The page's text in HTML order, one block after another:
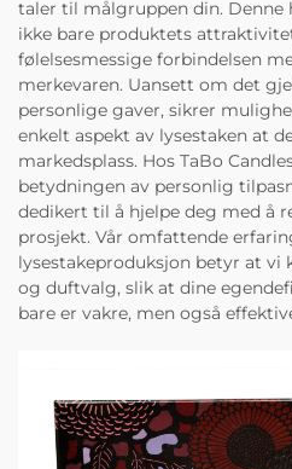
taler til målgruppen din. Denne
ikke bare produktets
følelsesmessige forbindelsen
merkevaren. Uansett om det
personlige gaver, sikrer
enkelt aspekt av lysestaken at
markedsplass. Hos TaBo
betydningen av personlig
dedikert til å hjelpe deg med å
prosjekt. Vår omfattende
lysestakeproduksjon betyr at vi
og duftvalg, slik at dine
bare er vakre, men også